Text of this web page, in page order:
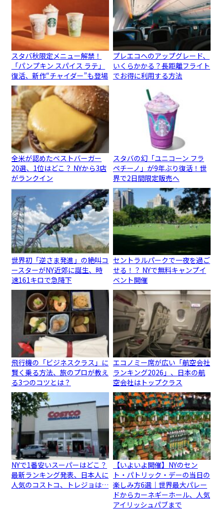
スタバ秋限定メニュー解禁！
「パンプキン スパイス ラテ」
復活、新作“チャイダー”も登場
プレエコへのアップグレード、
いくらかかる？長距離フライト
でお得に利用する方法
全米が認めたベストバーガー
20選、1位はどこ？ NYから3店
がランクイン
スタバの幻「ユニコーン フラ
ペチーノ」が9年ぶり復活！世
界で2日間限定販売へ
世界初「逆さま発進」の絶叫コ
ースターがNY近郊に誕生、時
速161キロで急降下
セントラルパークで一夜を過ご
せる！？ NYで無料キャンプイ
ベント開催
飛行機の「ビジネスクラス」に
賢く乗る方法、旅のプロが教え
る3つのコツとは？
エコノミー席が広い「航空会社
ランキング2026」、日本の航
空会社はトップクラス
NYで1番安いスーパーはどこ？
最新ランキング発表、日本人に
人気のコストコ、トレジョは…
【いよいよ開催】NYのセン
ト・パトリック・デーの当日の
楽しみ方6選｜世界最大パレー
ドからカーネギーホール、人気
アイリッシュパブまで